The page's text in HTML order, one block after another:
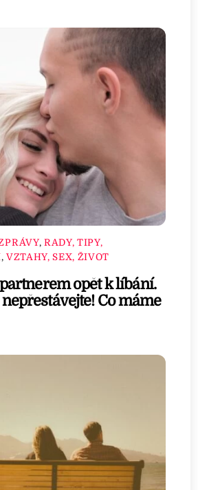
, RADY, TIPY,
, VZTAHY, SEX, ŽIVOT
opět k líbání.
Co máme